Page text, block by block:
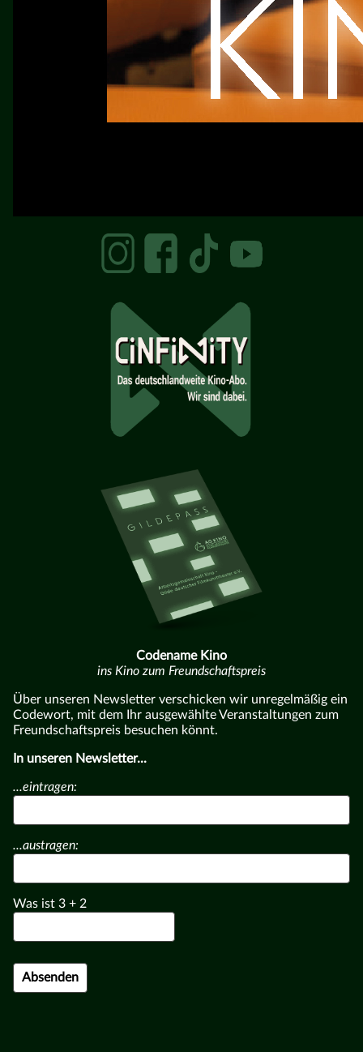
Codename Kino
ins Kino zum Freundschaftspreis
Über unseren Newsletter verschicken wir unregelmäßig ein
Codewort, mit dem Ihr ausgewählte Veranstaltungen zum
Freundschaftspreis besuchen könnt.
In unseren Newsletter...
...eintragen:
...austragen:
Was ist 3 + 2